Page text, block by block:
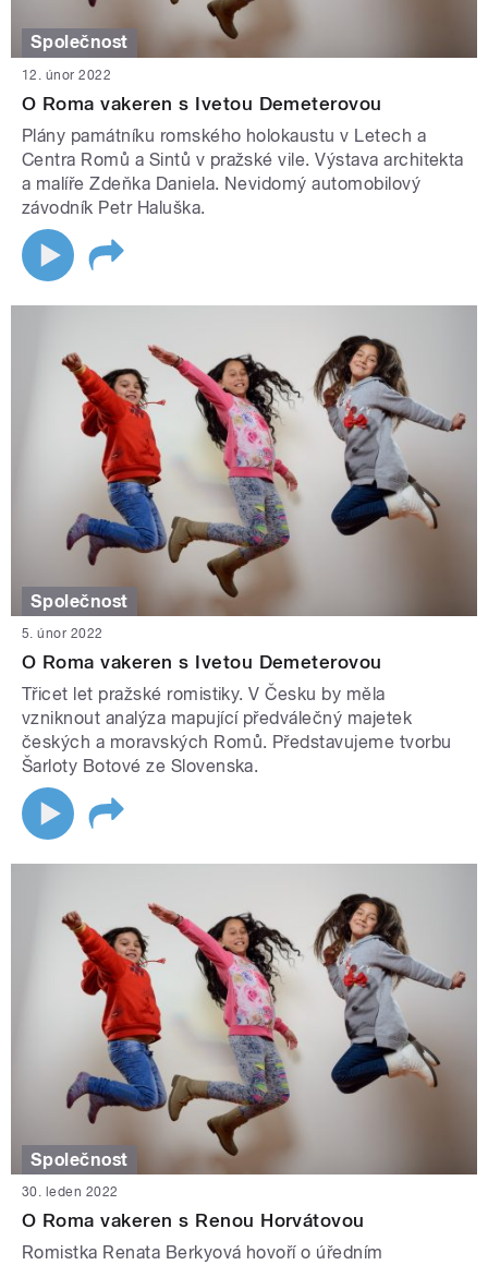
Společnost
12. únor 2022
O Roma vakeren s Ivetou Demeterovou
Plány památníku romského holokaustu v Letech a
Centra Romů a Sintů v pražské vile. Výstava architekta
a malíře Zdeňka Daniela. Nevidomý automobilový
závodník Petr Haluška.
Společnost
5. únor 2022
O Roma vakeren s Ivetou Demeterovou
Třicet let pražské romistiky. V Česku by měla
vzniknout analýza mapující předválečný majetek
českých a moravských Romů. Představujeme tvorbu
Šarloty Botové ze Slovenska.
Společnost
30. leden 2022
O Roma vakeren s Renou Horvátovou
Romistka Renata Berkyová hovoří o úředním